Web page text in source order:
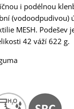
i podélnou
(vodoodpudivou)
MESH.
42 váží 622 g.